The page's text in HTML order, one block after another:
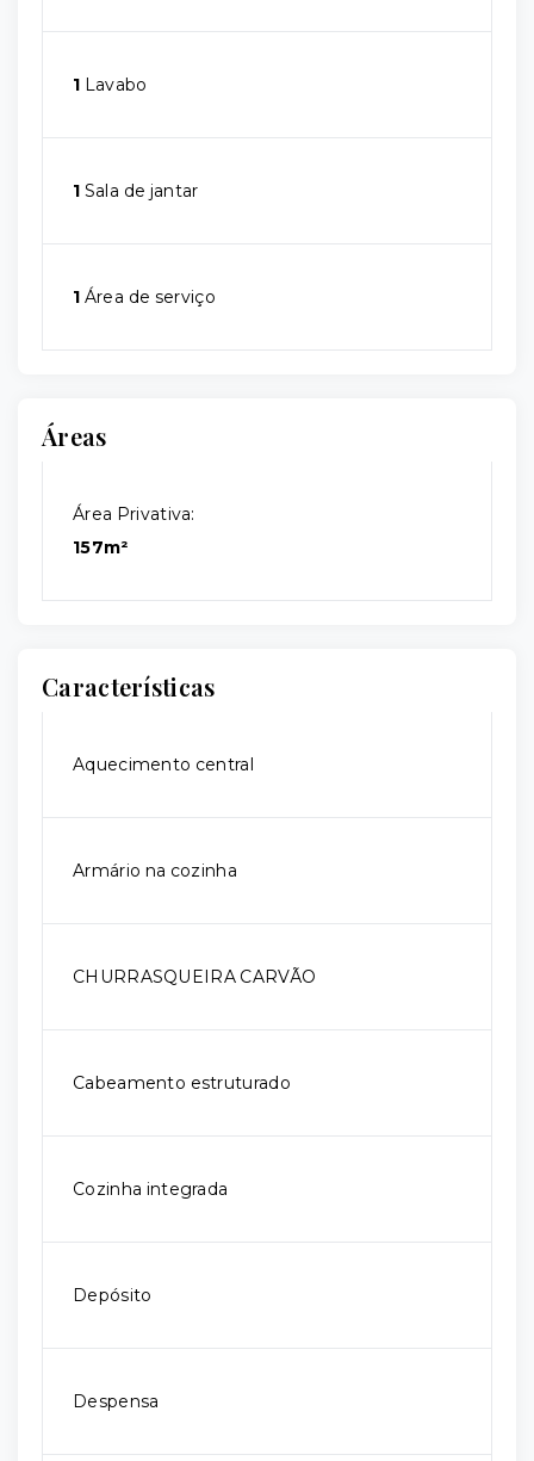
1 Lavabo
1 Sala de jantar
1 Área de serviço
Áreas
Área Privativa:
157m²
Características
Aquecimento central
Armário na cozinha
CHURRASQUEIRA CARVÃO
Cabeamento estruturado
Cozinha integrada
Depósito
Despensa